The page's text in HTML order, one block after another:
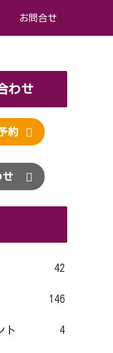
お問合せ
わせ
約
せ
42
146
ト 4